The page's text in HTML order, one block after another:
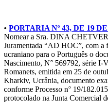
• PORTARIA Nº 43, DE 19
Nomear a Sra. DINA
Juramentada “AD HOC”, com a
ucraniano para o Português o
Nascimento, N° 569792, série I-
Romanets, emitida em 25 de
Kharkiv, Ucrânia, documento
conforme Processo n° 19/
protocolado na Junta Comercial